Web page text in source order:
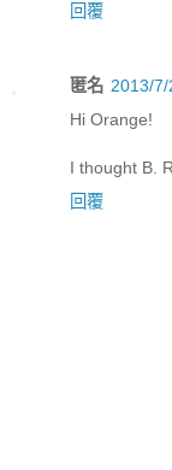
回覆
匿名 2013/7/
Hi Orange!
I thought B.
回覆